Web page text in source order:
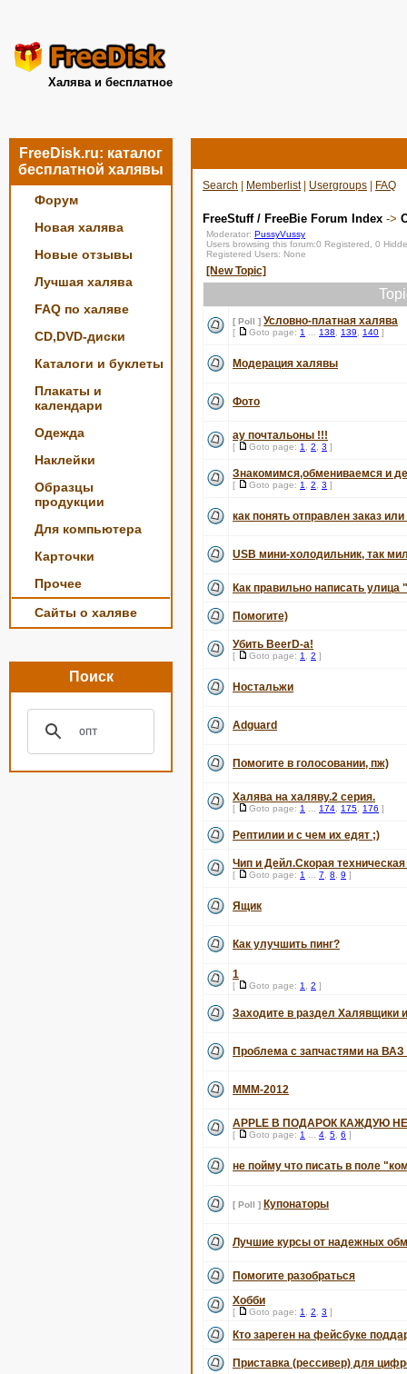
Халява и бесплатное
FreeDisk.ru: каталог
бесплатной халявы
Форум
Новая халява
Новые отзывы
Лучшая халява
FAQ по халяве
CD,DVD-диски
Каталоги и буклеты
Плакаты и
календари
Одежда
Наклейки
Образцы
продукции
Для компьютера
Карточки
Прочее
Сайты о халяве
Поиск
Search Memberlist| Usergroups FAQ
FreeStuff / FreeBie Forum Index ->
Moderator: PussyVussy
Users browsing this forum:0 Registered, 0
Registered Users: None
[New Topic]
[ Poll ] Условно-платная халява
[ Goto page: 1 138 139 140 ]
Модерация халявы
Фото
ау почтальоны !!!
[ Goto page: 1 2 3 ]
Знакомимся,обмениваемся и
[ Goto page: 1 2 3 ]
как понять отправлен заказ
USB мини-холодильник, так
Как правильно написать улица
Помогите)
Убить BeerD-а!
[ Goto page: 1 2 ]
Ностальжи
Adguard
Помогите в голосовании, пж)
Халява на халяву.2 серия.
[ Goto page: 1 174 175 176 ]
Рептилии и с чем их едят ;)
Чип и Дейл.Скорая
[ Goto page: 1 7 8 9 ]
Ящик
Как улучшить пинг?
1
[ Goto page: 1 2 ]
Заходите в раздел Халявщики
Проблема с запчастями на ВАЗ
МММ-2012
APPLE В ПОДАРОК КАЖДУЮ
[ Goto page: 1 4 5 6 ]
не пойму что писать в поле
[ Poll ] Купонаторы
Лучшие курсы от надежных
Помогите разобраться
Хобби
[ Goto page: 1 2 3 ]
Кто зареген на фейсбуке
Приставка (рессивер) для